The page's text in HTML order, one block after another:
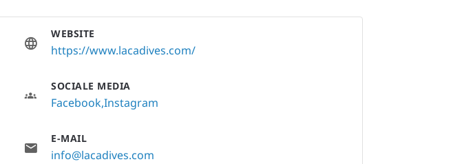
WEBSITE
https://www.lacadives.com/
SOCIALE MEDIA
FacebookInstagram
E-MAIL
info@lacadives.com